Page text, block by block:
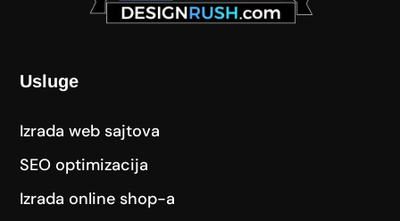
Usluge
Izrada web sajtova
SEO optimizacija
Izrada online shop-a